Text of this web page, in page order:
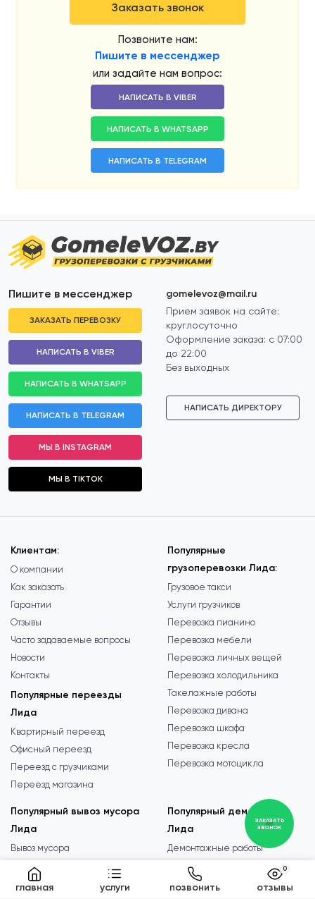
главная услуги позвонить отзывы
0
Заказать звонок
Позвоните нам:
Пишите в мессенджер
или задайте нам вопрос:
НАПИСАТЬ В VIBER
НАПИСАТЬ В WHATSAPP
НАПИСАТЬ В TELEGRAM
Пишите в мессенджер
ЗАКАЗАТЬ ПЕРЕВОЗКУ
НАПИСАТЬ В VIBER
НАПИСАТЬ В WHATSAPP
НАПИСАТЬ В TELEGRAM
МЫ В INSTAGRAM
МЫ В TIKTOK
gomelevoz@mail.ru
Прием заявок на сайте:
круглосуточно
Оформление заказа: с 07:00
до 22:00
Без выходных
НАПИСАТЬ ДИРЕКТОРУ
Клиентам:
О компании
Как заказать
Гарантии
Отзывы
Часто задаваемые вопросы
Новости
Контакты
Популярные переезды
Лида
Квартирный переезд
Офисный переезд
Переезд с грузчиками
Переезд магазина
Популярные
грузоперевозки Лида:
Грузовое такси
Услуги грузчиков
Перевозка пианино
Перевозка мебели
Перевозка личных вещей
Перевозка холодильника
Такелажные работы
Перевозка дивана
Перевозка шкафа
Перевозка кресла
Перевозка мотоцикла
Популярный вывоз мусора
Лида
Вывоз мусора
Вывоз старой мебели
Вывоз строительного мусора
Популярный демонтаж
Лида
Демонтажные работы
Демонтаж в квартире
Демонтаж стен
ЗАКАЗАТЬ
ЗВОНОК